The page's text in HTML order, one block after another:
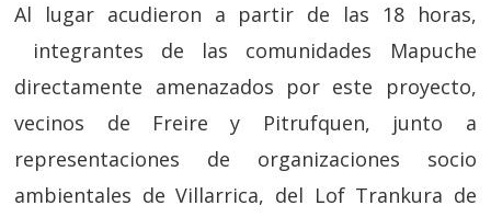
Al lugar acudieron a partir de las 18 horas,
integrantes de las comunidades Mapuche
directamente amenazados por este proyecto,
vecinos de Freire y Pitrufquen, junto a
representaciones de organizaciones socio
ambientales de Villarrica, del Lof Trankura de